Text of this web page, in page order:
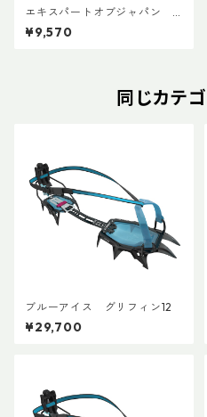
エキスパートオブジャパン
レッドバット
¥9,570
同じカテ
ブルーアイス グリフィン12
¥29,700